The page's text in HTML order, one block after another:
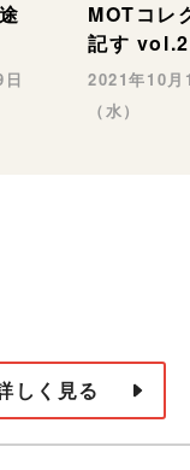
MOTコ
記す vol.2
2021年10
（水）
しく見る